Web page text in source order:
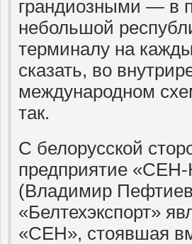
грандиозными — в
небольшой
терминалу на
сказать, во
международном
так.
С белорусской
предприятие
(Владимир
«Белтехэкспорт»
«СЕН», стоявшая